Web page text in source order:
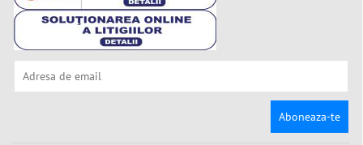
Aboneaza-te